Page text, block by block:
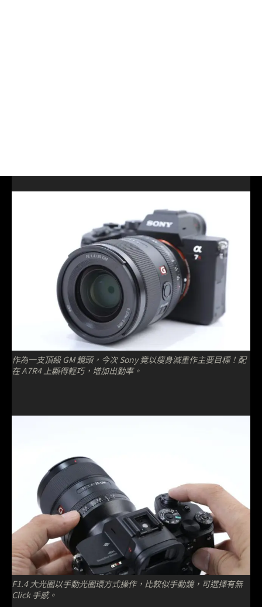
作為一支頂級 GM 鏡頭，今次 Sony 竟以瘦身減重作主要目標！配
在 A7R4 上顯得輕巧，增加出勤率。
F1.4 大光圈以手動光圈環方式操作，比較似手動鏡，可選擇有無
Click 手感。